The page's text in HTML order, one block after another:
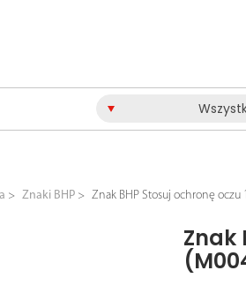
Znaki BHP Znak BHP Stosuj ochronę oczu
Znak